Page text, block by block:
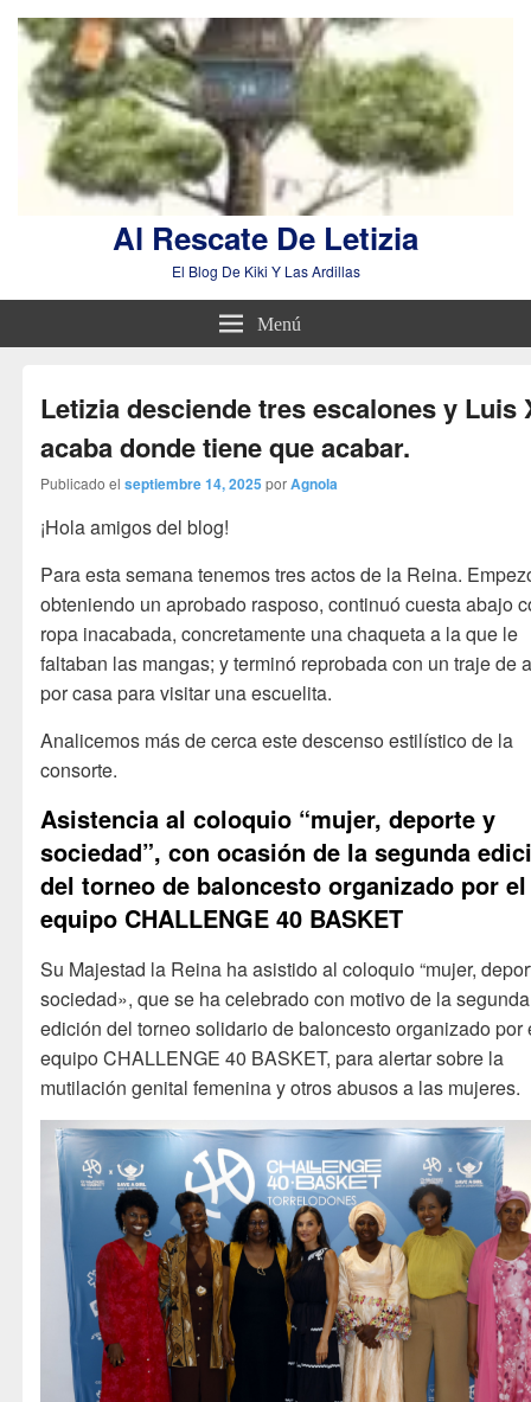
Al Rescate De Letizia
El Blog De Kiki Y Las Ardillas
Menú
Letizia desciende tres escalones y Luis
acaba donde tiene que acabar.
Publicado el septiembre 14, 2025 porAgnola
¡Hola amigos del blog!
Para esta semana tenemos tres actos de la Reina.
obteniendo un aprobado rasposo, continuó cuesta abajo
ropa inacabada, concretamente una chaqueta a la que le
faltaban las mangas; y terminó reprobada con un traje de
por casa para visitar una escuelita.
Analicemos más de cerca este descenso estilístico de la
consorte.
Asistencia al coloquio “mujer, deporte y
sociedad”, con ocasión de la segunda
del torneo de baloncesto organizado por el
equipo CHALLENGE 40 BASKET
Su Majestad la Reina ha asistido al coloquio “mujer,
sociedad», que se ha celebrado con motivo de la segunda
edición del torneo solidario de baloncesto organizado por
equipo CHALLENGE 40 BASKET, para alertar sobre la
mutilación genital femenina y otros abusos a las mujeres.